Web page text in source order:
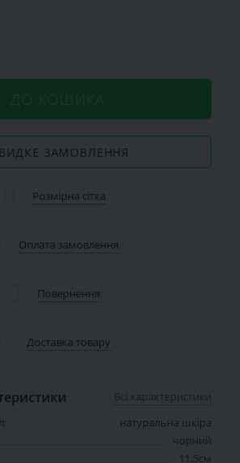
ДО КОШИКА
ЗАМОВЛЕННЯ
Розмірна сітка
Оплата замовлення
Повернення
Доставка товару
Всі характеристики
натуральна шкіра
чорний
11,5см